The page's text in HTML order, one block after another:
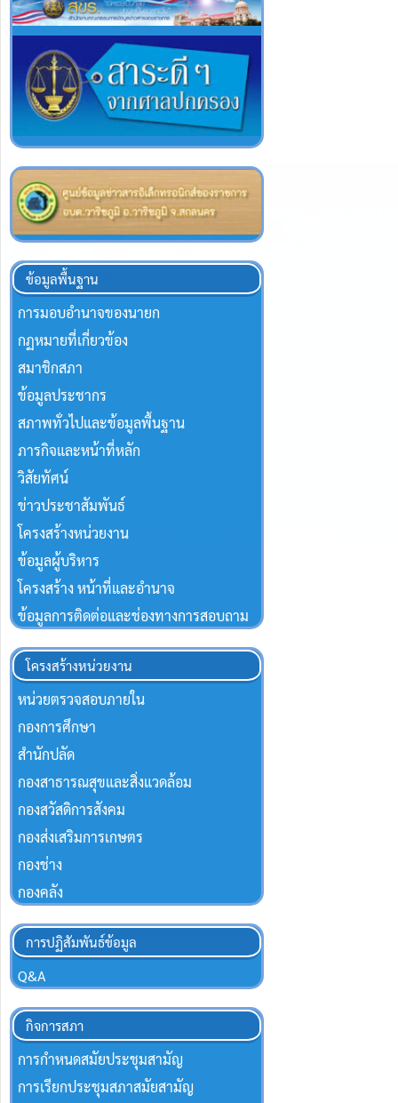
ข้อมูลพื้นฐาน
การมอบอำนาจของนายก
กฏหมายที่เกี่ยวข้อง
สมาชิกสภา
ข้อมูลประชากร
สภาพทั่วไปและข้อมูลพื้นฐาน
ภารกิจและหน้าที่หลัก
วิสัยทัศน์
ข่าวประชาสัมพันธ์
โครงสร้างหน่วยงาน
ข้อมูลผู้บริหาร
โครงสร้าง หน้าที่และอำนาจ
ข้อมูลการติดต่อและช่องทางการสอบถาม
โครงสร้างหน่วยงาน
หน่วยตรวจสอบภายใน
กองการศึกษา
สำนักปลัด
กองสาธารณสุขและสิ่งแวดล้อม
กองสวัสดิการสังคม
กองส่งเสริมการเกษตร
กองช่าง
กองคลัง
การปฏิสัมพันธ์ข้อมูล
Q&A
กิจการสภา
การกำหนดสมัยประชุมสามัญ
การเรียกประชุมสภาสมัยสามัญ